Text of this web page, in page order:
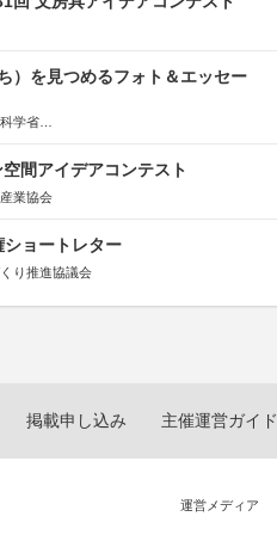
）を見つめるフォト＆エッセー
学省
間アイデアコンテスト
業協会
ョートレター
り推進協議会
掲載申し込み 主催運営ガイド
運営メディア